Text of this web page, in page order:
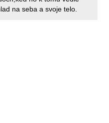
na seba a svoje telo.